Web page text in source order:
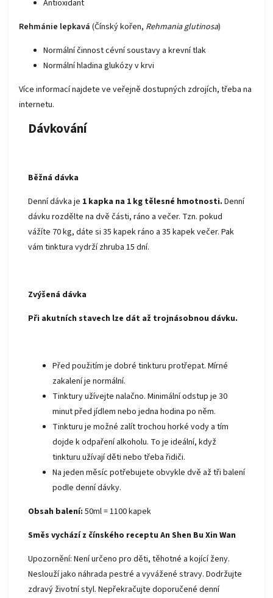
Antioxidant
Rehmánie lepkavá (Čínský kořen, Rehmania glutinosa)
Normální činnost cévní soustavy a krevní tlak
Normální hladina glukózy v krvi
Více informací najdete ve veřejně dostupných zdrojích, třeba na
internetu.
Dávkování
Běžná dávka
Denní dávka je 1 kapka na 1 kg tělesné hmotnosti. Denní
dávku rozdělte na dvě části, ráno a večer. Tzn. pokud
vážíte 70 kg, dáte si 35 kapek ráno a 35 kapek večer. Pak
vám tinktura vydrží zhruba 15 dní.
Zvýšená dávka
Při akutních stavech lze dát až trojnásobnou dávku.
Před použitím je dobré tinkturu protřepat. Mírné
zakalení je normální.
Tinktury užívejte nalačno. Minimální odstup je 30
minut před jídlem nebo jedna hodina po něm.
Tinkturu je možné zalít trochou horké vody a tím
dojde k odpaření alkoholu. To je ideální, když
tinkturu užívají děti nebo třeba řidiči.
Na jeden měsíc potřebujete obvykle dvě až tři balení
podle denní dávky.
Obsah balení: 50ml = 1100 kapek
Směs vychází z čínského receptu An Shen Bu Xin Wan
Upozornění: Není určeno pro děti, těhotné a kojící ženy.
Neslouží jako náhrada pestré a vyvážené stravy. Dodržujte
zdravý životní styl. Nepřekračujte doporučené denní